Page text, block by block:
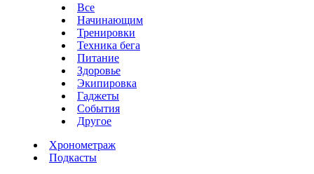
Все
Начинающим
Тренировки
Техника бега
Питание
Здоровье
Экипировка
Гаджеты
События
Другое
Хронометраж
Подкасты